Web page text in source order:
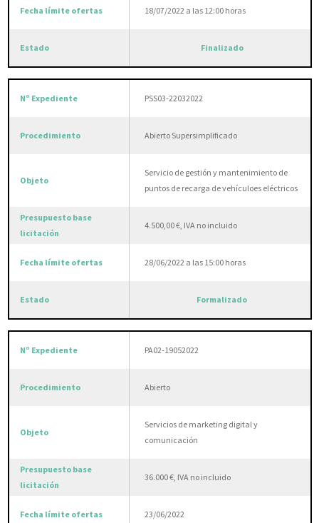
18/07/2022 a las 12:00 horas
Finalizado
PSS03-22032022
Abierto Supersimplificado
Servicio de gestión y mantenimiento de
puntos de recarga de vehículoes eléctricos
4.500,00 €, IVA no incluido
28/06/2022 a las 15:00 horas
Formalizado
PA02-19052022
Abierto
Servicios de marketing digital y
comunicación
36.000 €, IVA no incluido
23/06/2022